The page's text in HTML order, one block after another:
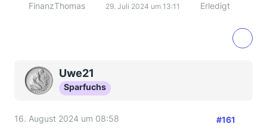
FinanzThomas 29. Juli 2024 um 13:11 Erledigt
Uwe21
Sparfuchs
16. August 2024 um 08:58 #161